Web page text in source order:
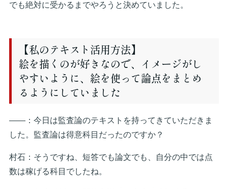
でも絶対に受かるまでやろうと決めていました。
【私のテキスト活用方法】
絵を描くのが好きなので、イメージがし
やすいように、絵を使って論点をまとめ
るようにしていました
――：今日は監査論のテキストを持ってきていただきま
した。監査論は得意科目だったのですか？
村石：そうですね、短答でも論文でも、自分の中では点
数は稼げる科目でしたね。